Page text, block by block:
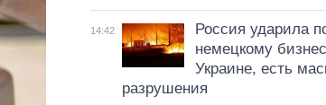
14:42
Россия ударила
немецкому
Украине, есть
разрушения